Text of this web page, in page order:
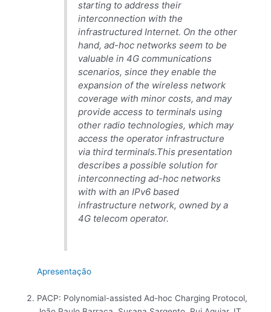
starting to address their
interconnection with the
infrastructured Internet. On the other
hand, ad-hoc networks seem to be
valuable in 4G communications
scenarios, since they enable the
expansion of the wireless network
coverage with minor costs, and may
provide access to terminals using
other radio technologies, which may
access the operator infrastructure
via third terminals.This presentation
describes a possible solution for
interconnecting ad-hoc networks
with with an IPv6 based
infrastructure network, owned by a
4G telecom operator.
Apresentação
PACP: Polynomial-assisted Ad-hoc Charging Protocol,